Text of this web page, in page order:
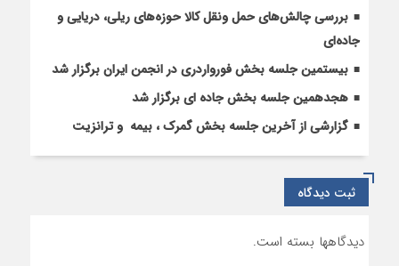
بررسی چالش‌های حمل ونقل کالا حوزه‌های ریلی، دریایی و
جاده‌ای
بیستمین جلسه بخش فورواردری در انجمن ایران برگزار شد
هجدهمین جلسه بخش جاده ای برگزار شد
گزارشی از آخرین جلسه بخش گمرک ، بیمه و ترانزیت
ثبت دیدگاه
دیدگاهها بسته است.